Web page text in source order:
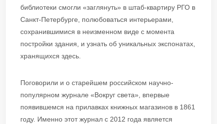
библиотеки смогли «заглянуть» в штаб-квартиру РГО в
Санкт-Петербурге, полюбоваться интерьерами,
сохранившимися в неизменном виде с момента
постройки здания, и узнать об уникальных экспонатах,
хранящихся здесь.
Поговорили и о старейшем российском научно-
популярном журнале «Вокруг света», впервые
появившемся на прилавках книжных магазинов в 1861
году. Именно этот журнал с 2012 года является